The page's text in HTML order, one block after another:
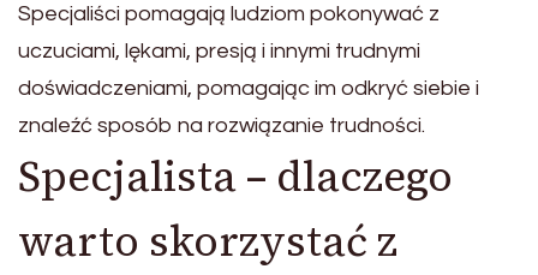
Specjaliści pomagają ludziom pokonywać z
uczuciami, lękami, presją i innymi trudnymi
doświadczeniami, pomagając im odkryć siebie i
znaleźć sposób na rozwiązanie trudności.
Specjalista – dlaczego
warto skorzystać z